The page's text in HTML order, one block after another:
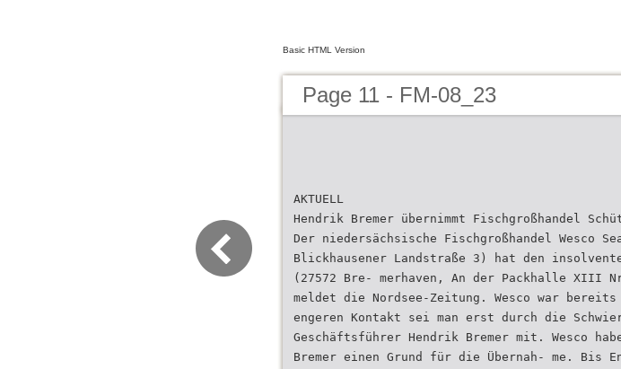
Basic HTML Version
Page 11 - FM-08_23
AKTUELL
Hendrik Bremer übernimmt Fischgroßhandel
Der niedersächsische Fischgroßhandel Wesco
Blickhausener Landstraße 3) hat den
(27572 Bre- merhaven, An der Packhalle XIII
meldet die Nordsee-Zeitung. Wesco war
engeren Kontakt sei man erst durch die
Geschäftsführer Hendrik Bremer mit. Wesco
Bremer einen Grund für die Übernah- me. Bis